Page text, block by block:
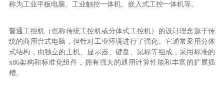
称为工业平板电脑、工业触控一体机、嵌入式工控一体机等。
普通工控机（也称传统工控机或分体式工控机）的设计理念源于传
统的商用台式电脑，但针对工业环境进行了强化。它通常采用分体
式结构，由独立的主机、显示器、键盘、鼠标等组成，采用标准的
x86架构和标准化组件，拥有强大的通用计算性能和丰富的扩展插
槽。